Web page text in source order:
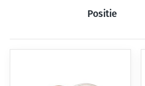
Sorteer op: